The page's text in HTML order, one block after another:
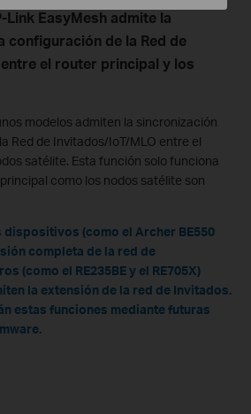
Link EasyMesh admite la
configuración de la Red de
el router principal y los
modelos admiten la sincronización
Red de Invitados/IoT/MLO entre el
satélite. Esta función solo funciona
como los nodos satélite son
dispositivos (como el Archer BE550
completa de la red de
(como el RE235BE y el RE705X)
la extensión de la red de Invitados.
estas funciones mediante futuras